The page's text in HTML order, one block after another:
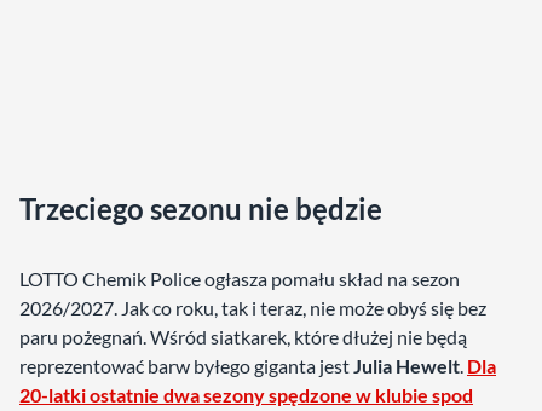
Trzeciego sezonu nie będzie
LOTTO Chemik Police ogłasza pomału skład na sezon
2026/2027. Jak co roku, tak i teraz, nie może obyś się bez
paru pożegnań. Wśród siatkarek, które dłużej nie będą
reprezentować barw byłego giganta jestJulia Hewelt. Dla
20-latki ostatnie dwa sezony spędzone w klubie spod